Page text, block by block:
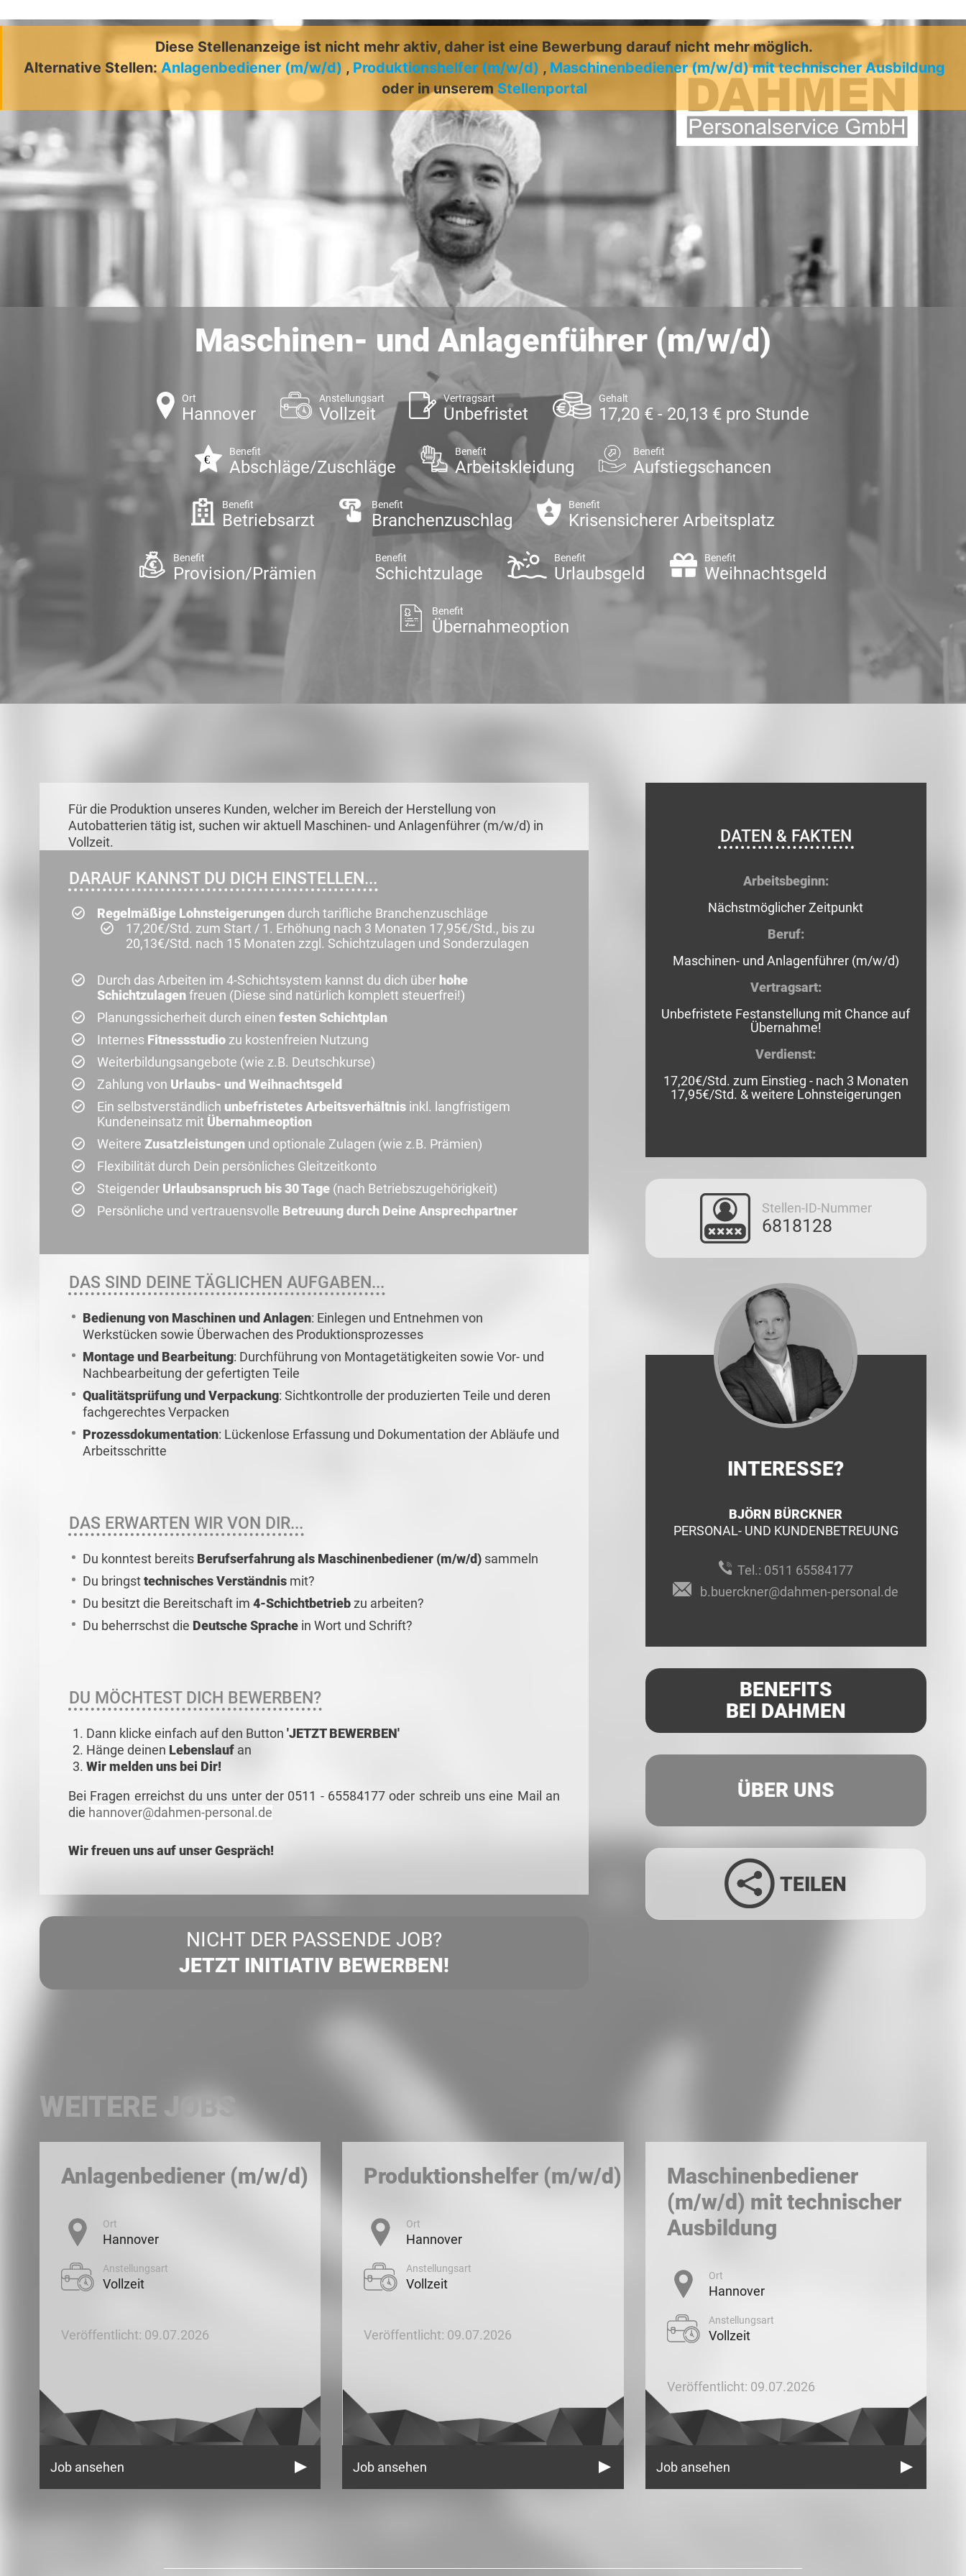
Diese Stellenanzeige ist nicht mehr aktiv, daher ist eine Bewerbung darauf nicht mehr möglich.
Alternative Stellen: Anlagenbediener (m/w/d) , Produktionshelfer (m/w/d) , Maschinenbediener (m/w/d) mit technischer Ausbildung
oder in unserem Stellenportal
Maschinen- und Anlagenführer (m/w/d)
Ort
Hannover
Anstellungsart
Vollzeit
Vertragsart
Unbefristet
Gehalt
17,20 € - 20,13 € pro Stunde
Benefit
Abschläge/Zuschläge
Benefit
Arbeitskleidung
Benefit
Aufstiegschancen
Benefit
Betriebsarzt
Benefit
Branchenzuschlag
Benefit
Krisensicherer Arbeitsplatz
Benefit
Provision/Prämien
Benefit
Schichtzulage
Benefit
Urlaubsgeld
Benefit
Weihnachtsgeld
Benefit
Übernahmeoption
Für die Produktion unseres Kunden, welcher im Bereich der Herstellung von
Autobatterien tätig ist, suchen wir aktuell Maschinen- und Anlagenführer (m/w/d) in
Vollzeit.
DARAUF KANNST DU DICH EINSTELLEN...
Regelmäßige Lohnsteigerungen durch tarifliche Branchenzuschläge
17,20€/Std. zum Start / 1. Erhöhung nach 3 Monaten 17,95€/Std., bis zu
20,13€/Std. nach 15 Monaten zzgl. Schichtzulagen und Sonderzulagen
Durch das Arbeiten im 4-Schichtsystem kannst du dich über hohe
Schichtzulagenfreuen (Diese sind natürlich komplett steuerfrei!)
Planungssicherheit durch einen festen Schichtplan
Internes Fitnessstudio zu kostenfreien Nutzung
Weiterbildungsangebote (wie z.B. Deutschkurse)
Zahlung von Urlaubs- und Weihnachtsgeld
Ein selbstverständlich unbefristetes Arbeitsverhältnis inkl. langfristigem
Kundeneinsatz mit Übernahmeoption
Weitere Zusatzleistungen und optionale Zulagen (wie z.B. Prämien)
Flexibilität durch Dein persönliches Gleitzeitkonto
Steigender Urlaubsanspruch bis 30 Tage (nach Betriebszugehörigkeit)
Persönliche und vertrauensvolle Betreuung durch Deine Ansprechpartner
DAS SIND DEINE TÄGLICHEN AUFGABEN...
Bedienung von Maschinen und Anlagen: Einlegen und Entnehmen von
Werkstücken sowie Überwachen des Produktionsprozesses
Montage und Bearbeitung: Durchführung von Montagetätigkeiten sowie Vor- und
Nachbearbeitung der gefertigten Teile
Qualitätsprüfung und Verpackung: Sichtkontrolle der produzierten Teile und deren
fachgerechtes Verpacken
Prozessdokumentation: Lückenlose Erfassung und Dokumentation der Abläufe und
Arbeitsschritte
DAS ERWARTEN WIR VON DIR...
Du konntest bereits Berufserfahrung als Maschinenbediener (m/w/d) sammeln
Du bringsttechnisches Verständnis mit?
Du besitzt die Bereitschaft im 4-Schichtbetriebzu arbeiten?
Du beherrschst die Deutsche Sprache in Wort und Schrift?
DU MÖCHTEST DICH BEWERBEN?
Dann klicke einfach auf den Button 'JETZT BEWERBEN'
Hänge deinen Lebenslauf an
Wir melden uns bei Dir!
Bei Fragen erreichst du uns unter der 0511 - 65584177 oder schreib uns eine Mail an
die hannover@dahmen-personal.de
Wir freuen uns auf unser Gespräch!
NICHT DER PASSENDE JOB?
JETZT INITIATIV BEWERBEN!
DATEN & FAKTEN
Arbeitsbeginn:
Nächstmöglicher Zeitpunkt
Beruf:
Maschinen- und Anlagenführer (m/w/d)
Vertragsart:
Unbefristete Festanstellung mit Chance auf
Übernahme!
Verdienst:
17,20€/Std. zum Einstieg - nach 3 Monaten
17,95€/Std. & weitere Lohnsteigerungen
Stellen-ID-Nummer
6818128
INTERESSE?
BJÖRN BÜRCKNER
PERSONAL- UND KUNDENBETREUUNG
Tel.: 0511 65584177
b.buerckner@dahmen-personal.de
BENEFITS
BEI DAHMEN
ÜBER UNS
TEILEN
WEITERE JOBS
Anlagenbediener (m/w/d)
Ort
Hannover
Anstellungsart
Vollzeit
Veröffentlicht: 09.07.2026
Job ansehen
Produktionshelfer (m/w/d)
Ort
Hannover
Anstellungsart
Vollzeit
Veröffentlicht: 09.07.2026
Job ansehen
Maschinenbediener
(m/w/d) mit technischer
Ausbildung
Ort
Hannover
Anstellungsart
Vollzeit
Veröffentlicht: 09.07.2026
Job ansehen